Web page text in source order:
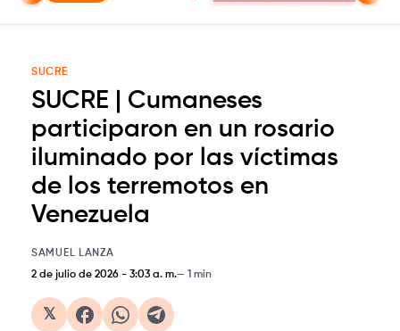
SUCRE
SUCRE | Cumaneses
participaron en un rosario
iluminado por las víctimas
de los terremotos en
Venezuela
SAMUEL LANZA
2 de julio de 2026 - 3:03 a. m. 1 min
𝕏